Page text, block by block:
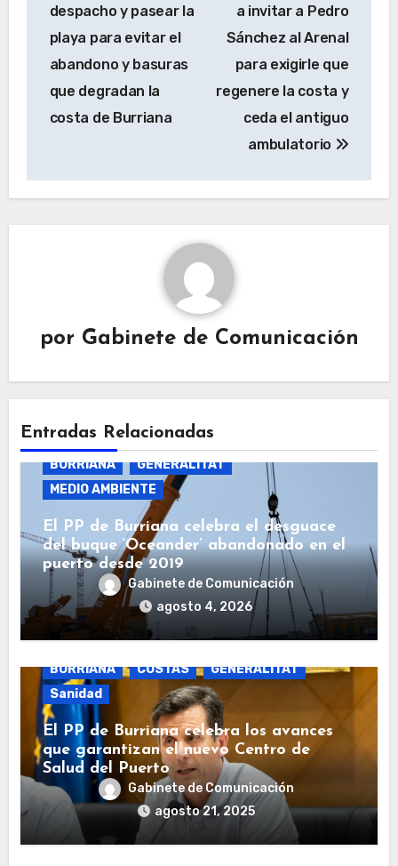
entradas
despacho y pasear la
playa para evitar el
abandono y basuras
que degradan la
costa de Burriana
a invitar a Pedro
Sánchez al Arenal
para exigirle que
regenere la costa y
ceda el antiguo
ambulatorio
por Gabinete de Comunicación
Entradas Relacionadas
BURRIANA
GENERALITAT
MEDIO AMBIENTE
El PP de Burriana celebra el desguace
del buque ‘Oceander’ abandonado en el
puerto desde 2019
Gabinete de Comunicación
agosto 4, 2026
BURRIANA COSTAS
GENERALITAT
Sanidad
El PP de Burriana celebra los avances
que garantizan el nuevo Centro de
Salud del Puerto
Gabinete de Comunicación
agosto 21, 2025